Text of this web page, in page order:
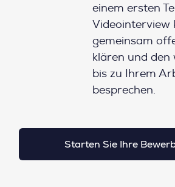
einem ersten
Videointerview
gemeinsam
klären und den
bis zu Ihrem
besprechen.
Starten Sie Ihre